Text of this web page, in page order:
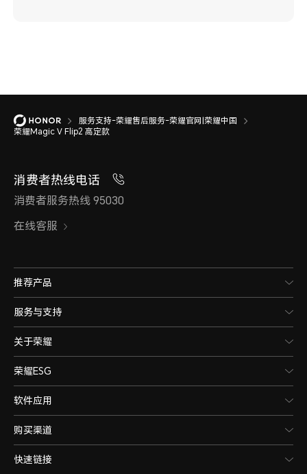
服务支持-荣耀售后服务-荣耀官网|荣耀中国
荣耀Magic V Flip2 高定款
消费者热线电话
消费者服务热线 95030
在线客服
推荐产品
服务与支持
关于荣耀
荣耀ESG
软件应用
购买渠道
快速链接